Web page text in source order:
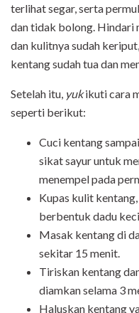
terlihat segar, serta
dan tidak bolong. Hindari
dan kulitnya sudah
kentang sudah tua dan
Setelah itu, yukikuti cara
seperti berikut:
Cuci kentang
sikat sayur untuk
menempel pada
Kupas kulit
berbentuk dadu
Masak kentang di
sekitar 15 menit.
Tiriskan kentang
diamkan selama 3
Haluskan kentang